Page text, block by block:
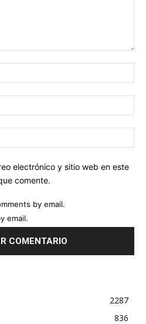
electrónico y sitio web en este
comente.
by email.
email.
2287
836